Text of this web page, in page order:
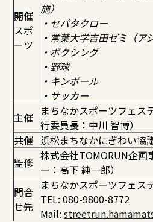
開催
スポ
ーツ
施）
・セパタクロー
・常葉大学吉田ゼミ（ア
・ボクシング
・野球
・キンボール
・サッカー
主催
まちなかスポーツフェス
行委員長：中川 智博）
共催 浜松まちなかにぎわい協
監修 株式会社TOMORUN企画
ー：高下 純一郎）
問合
せ先
まちなかスポーツフェス
TEL: 080-9800-8772
Mail: